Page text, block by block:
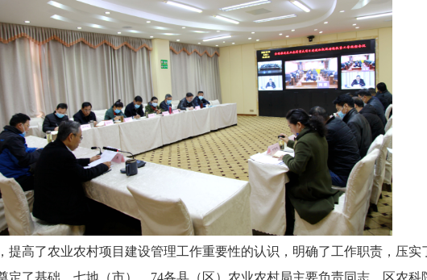
高了农业农村项目建设管理工作重要性的认识，明确了工作职责，压
了基础。七地（市）、 74各县（区） 农业农村局主要负责同志，区农